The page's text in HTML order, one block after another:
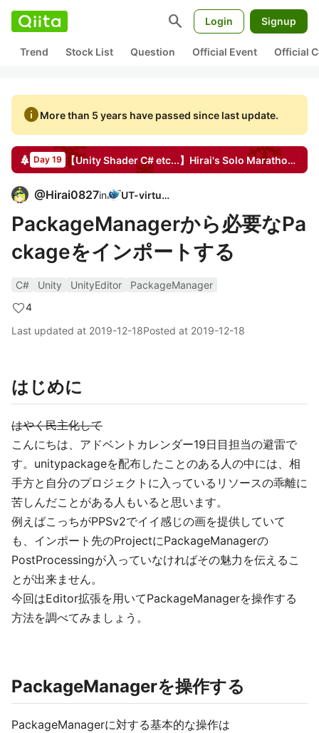
search Login Signup
Trend Stock List Question Official Event Official
infoMore than 5 years have passed since last update.
Day 19 【Unity Shader C# etc...】Hirai's Solo Marathon
@Hirai0827in UT-virtual
PackageManagerから必要なPa
ckageをインポートする
C# Unity UnityEditor
PackageManager
4
Last updated at 2019-12-18Posted at 2019-12-18
はじめに
はやく民主化して
こんにちは、アドベントカレンダー19日目担当の避雷で
す。unitypackageを配布したことのある人の中には、相
手方と自分のプロジェクトに入っているリソースの乖離に
苦しんだことがある人もいると思います。
例えばこっちがPPSv2でイイ感じの画を提供していて
も、インポート先のProjectにPackageManagerの
PostProcessingが入っていなければその魅力を伝えるこ
とが出来ません。
今回はEditor拡張を用いてPackageManagerを操作する
方法を調べてみましょう。
PackageManagerを操作する
PackageManagerに対する基本的な操作は